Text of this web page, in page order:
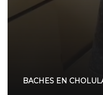
BACHES EN